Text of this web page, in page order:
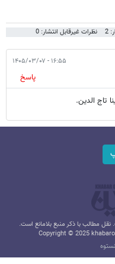
نظرات غیرقابل انتشار: 0
۱۶:۵۵ - ۱۴۰۵/۰۳/۰۷
پاسخ
تاج الدین.
مطالب با ذکر منبع بلامانع است.
Copyright © 2025